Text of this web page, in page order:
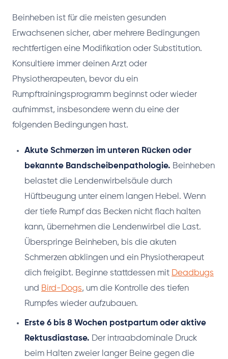
Beinheben ist für die meisten gesunden
Erwachsenen sicher, aber mehrere Bedingungen
rechtfertigen eine Modifikation oder Substitution.
Konsultiere immer deinen Arzt oder
Physiotherapeuten, bevor du ein
Rumpftrainingsprogramm beginnst oder wieder
aufnimmst, insbesondere wenn du eine der
folgenden Bedingungen hast.
Akute Schmerzen im unteren Rücken oder
bekannte Bandscheibenpathologie. Beinheben
belastet die Lendenwirbelsäule durch
Hüftbeugung unter einem langen Hebel. Wenn
der tiefe Rumpf das Becken nicht flach halten
kann, übernehmen die Lendenwirbel die Last.
Überspringe Beinheben, bis die akuten
Schmerzen abklingen und ein Physiotherapeut
dich freigibt. Beginne stattdessen mit Deadbugs
und Bird-Dogs, um die Kontrolle des tiefen
Rumpfes wieder aufzubauen.
Erste 6 bis 8 Wochen postpartum oder aktive
Rektusdiastase. Der intraabdominale Druck
beim Halten zweier langer Beine gegen die